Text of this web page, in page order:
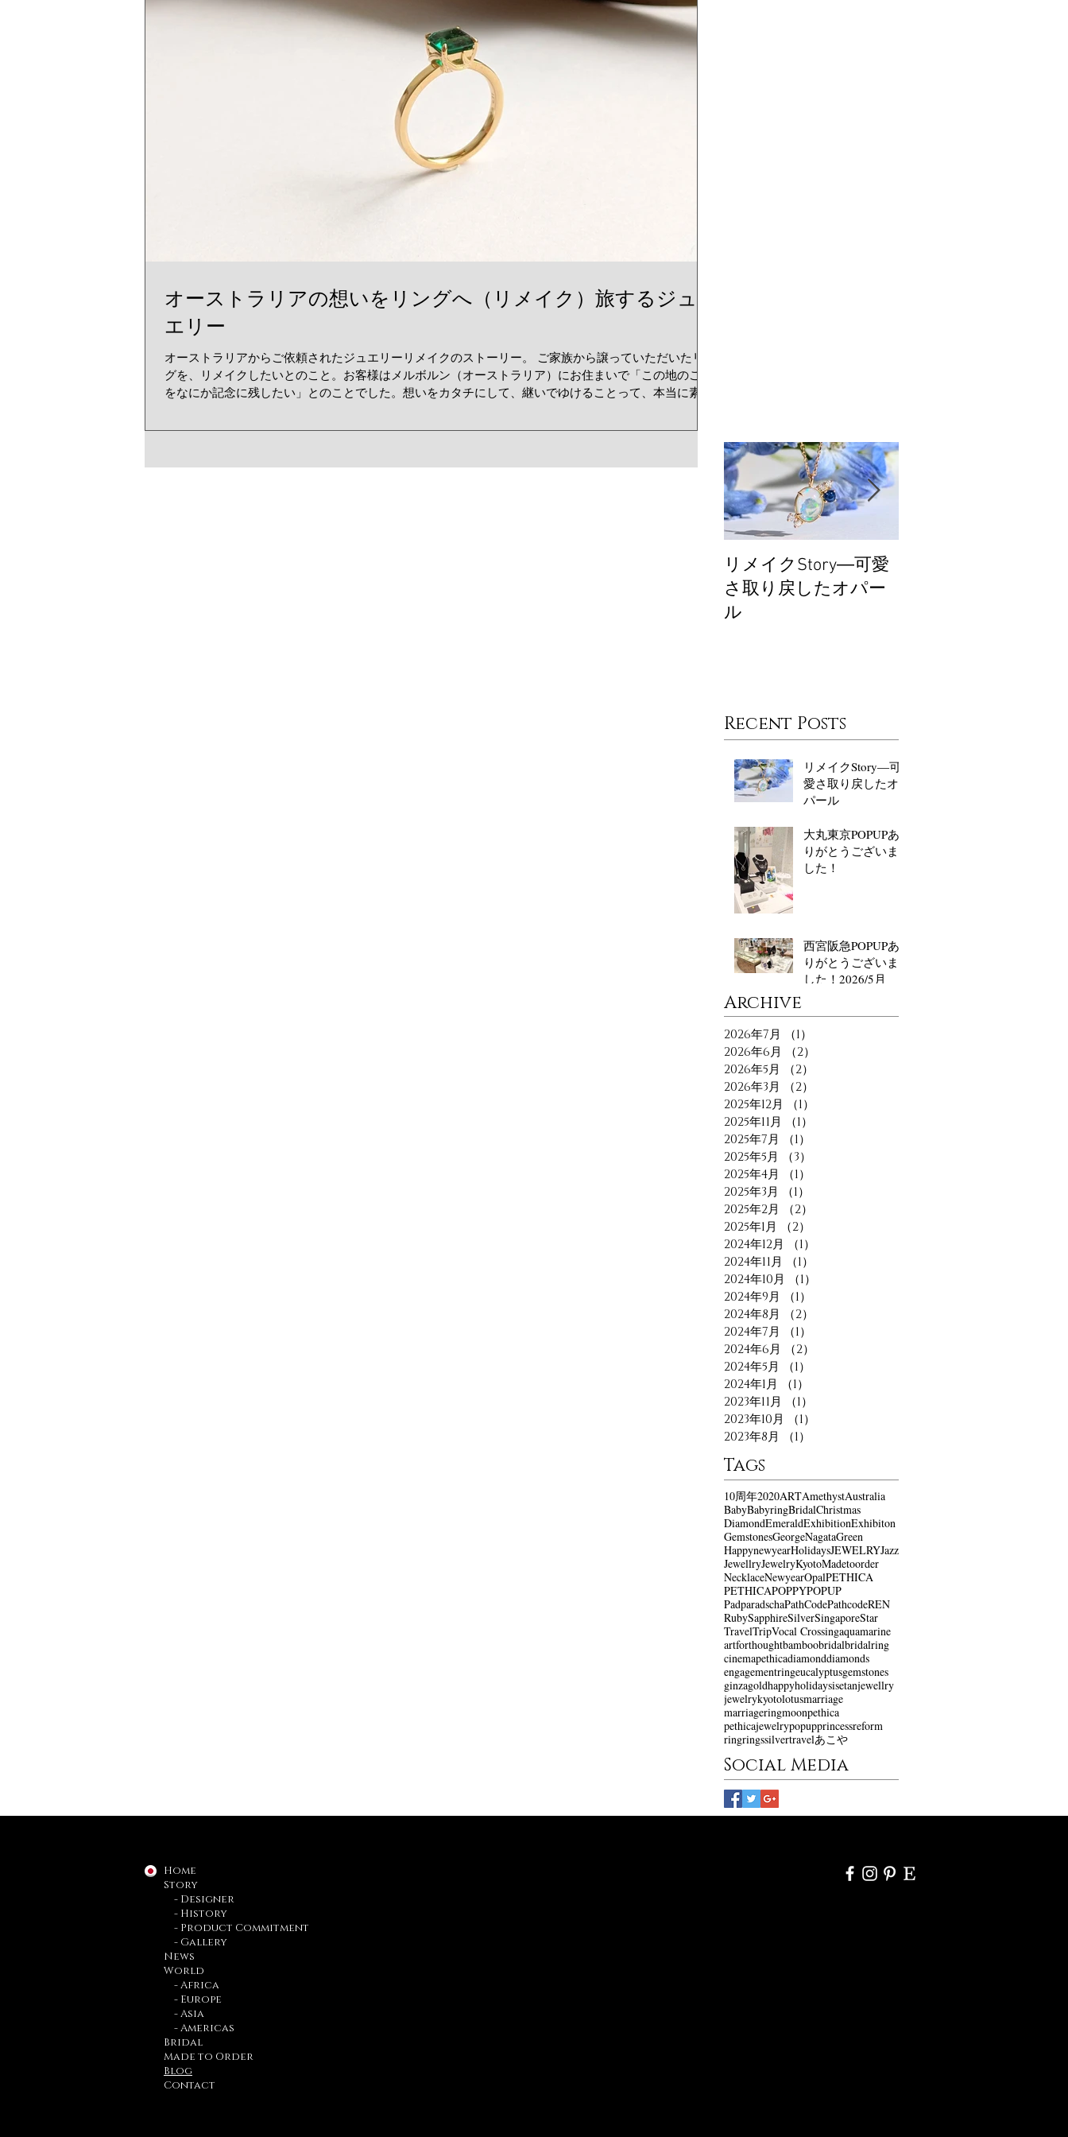
オーストラリアの想いをリングへ（リメイク）旅するジュ
エリー
オーストラリアからご依頼されたジュエリーリメイクのストーリー。 ご家族から譲っていただいたリン
グを、リメイクしたいとのこと。お客様はメルボルン（オーストラリア）にお住まいで「この地のこと
をなにか記念に残したい」とのことでした。想いをカタチにして、継いでゆけることって、本当に素敵
リメイクStory―可愛
さ取り戻したオパー
ル
Recent Posts
リメイクStory―可
愛さ取り戻したオ
パール
大丸東京POPUPあ
りがとうございま
した！
西宮阪急POPUPあ
りがとうございま
した！2026/5月
​Archive
2026年7月 （1）
2026年6月
（2）
2026年5月
（2）
2026年3月
（2）
2025年12月
（1）
2025年11月
（1）
2025年7月
（1）
2025年5月
（3）
2025年4月
（1）
2025年3月
（1）
2025年2月
（2）
2025年1月
（2）
2024年12月
（1）
2024年11月
（1）
2024年10月
（1）
2024年9月
（1）
2024年8月
（2）
2024年7月
（1）
2024年6月
（2）
2024年5月
（1）
2024年1月
（1）
2023年11月
（1）
2023年10月
（1）
2023年8月
（1）
Tags
10周年2020ARTAmethystAustralia
BabyBabyringBridalChristmas
DiamondEmeraldExhibitionExhibiton
GemstonesGeorgeNagataGreen
HappynewyearHolidaysJEWELRYJazz
JewellryJewelryKyotoMadetoorder
NecklaceNewyearOpalPETHICA
PETHICAPOPPYPOPUP
PadparadschaPathCodePathcodeREN
RubySapphireSilverSingaporeStar
TravelTripVocal Crossingaquamarine
artforthoughtbamboobridalbridalring
cinemapethicadiamonddiamonds
engagementringeucalyptusgemstones
ginzagoldhappyholidaysisetanjewellry
jewelrykyotolotusmarriage
marriageringmoonpethica
pethicajewelrypopupprincessreform
ringringssilvertravelあこや
Social Media
Home
Story
- Designer
- History
- Product Commitment
- Gallery
News
World
- Africa
- Europe
- Asia
- Americas
Bridal
Made to Order
Blog
Contact